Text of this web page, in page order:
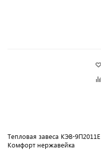
Тепловая завеса КЭВ-9П2011E
Комфорт нержавейка